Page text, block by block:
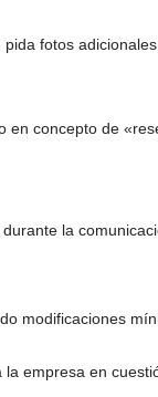
fotos
en concepto de
la
modificaciones
empresa en